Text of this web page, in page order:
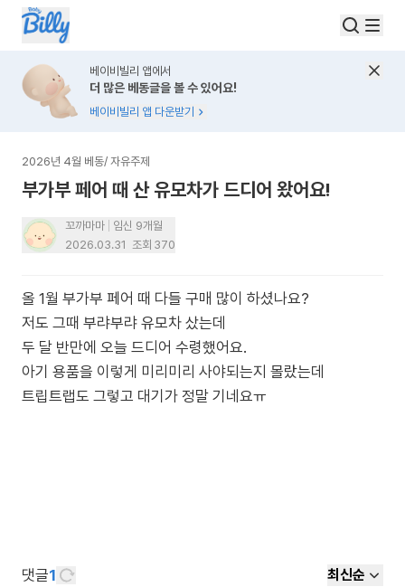
베이비빌리 앱에서
더 많은 베동글을 볼 수 있어요!
베이비빌리 앱 다운받기
2026년 4월 베동/ 자유주제
부가부 페어 때 산 유모차가 드디어 왔어요!
꼬까마마
임신 9개월
2026.03.31 조회 370
올 1월 부가부 페어 때 다들 구매 많이 하셨나요?
저도 그때 부랴부랴 유모차 샀는데
두 달 반만에 오늘 드디어 수령했어요.
아기 용품을 이렇게 미리미리 사야되는지 몰랐는데
트립트랩도 그렇고 대기가 정말 기네요ㅠ
댓글1 최신순